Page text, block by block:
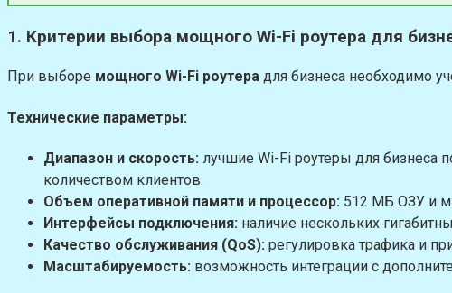
1. Критерии выбора мощного Wi-Fi роутера для
При выборе мощного Wi-Fi роутера для бизнеса необходимо
Технические параметры:
Диапазон и скорость: лучшие Wi-Fi роутеры для бизнеса
количеством клиентов.
Объем оперативной памяти и процессор: 512 МБ ОЗУ и
Интерфейсы подключения: наличие нескольких
Качество обслуживания (QoS): регулировка трафика и
Масштабируемость: возможность интеграции с